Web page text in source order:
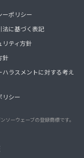
ーポリシー
法に基づく表記
リティ方針
針
ハラスメントに対する考え
リシー
ソーウェーブの登録商標です。